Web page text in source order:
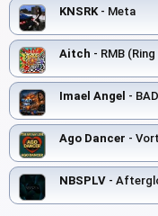
KNSRK- Meta
Aitch - RMB
Imael Angel -
Ago Dancer -
NBSPLV -